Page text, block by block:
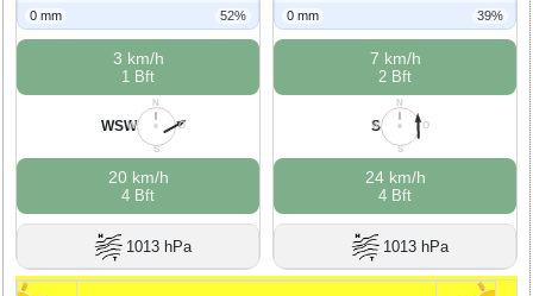
0 mm 52%
3 km/h
1 Bft
N
O
S
W
WSW
20 km/h
4 Bft
1013 hPa
0 mm 39%
7 km/h
2 Bft
N
O
S
W
S
24 km/h
4 Bft
1013 hPa